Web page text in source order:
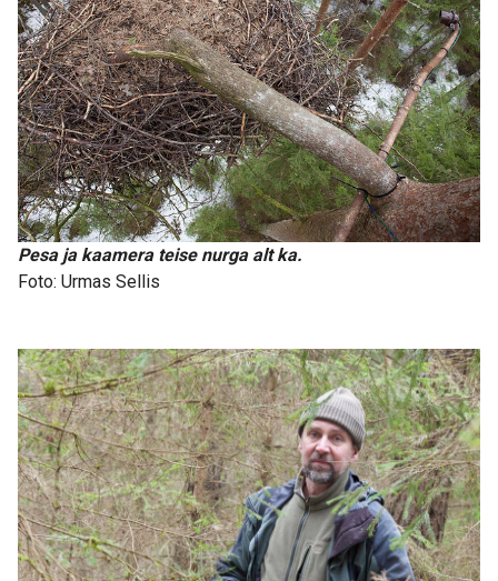
Pesa ja kaamera teise nurga alt ka.
Foto: Urmas Sellis